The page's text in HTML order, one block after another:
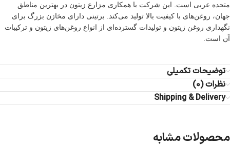
متحده عربی است. این شرکت با همکاری مزارع زیتون در بهترین مناطق
جهان، روغن‌های با کیفیت بالا تولید می‌کند. برتینی دارای مخازن بزرگ برای
نگهداری روغن زیتون و تولیدات گسترده‌ای از انواع روغن‌های زیتون و ترکیبات
آن است.
توضیحات تکمیلی
نظرات (0)
Shipping & Delivery
محصولات مشابه